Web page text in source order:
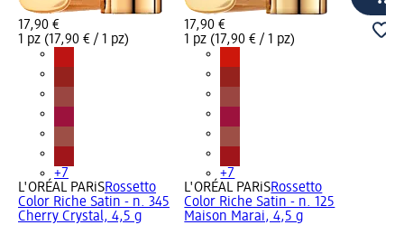
17,90 €
1 pz (17,90 € / 1 pz)
+7
L'ORÉAL PARiSRossetto
Color Riche Satin - n. 345
Cherry Crystal, 4,5 g
17,90 €
1 pz (17,90 € / 1 pz)
+7
L'ORÉAL PARiSRossetto
Color Riche Satin - n. 125
Maison Marai, 4,5 g